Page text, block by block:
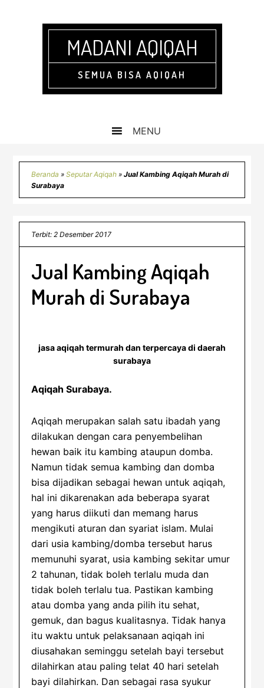
MADANI AQIQAH
SEMUA BISA AQIQAH
Beranda »Seputar Aqiqah »Jual Kambing Aqiqah Murah di
Surabaya
Terbit: 2 Desember 2017
Jual Kambing Aqiqah
Murah di Surabaya
jasa aqiqah termurah dan terpercaya di daerah
surabaya
Aqiqah Surabaya.
Aqiqah merupakan salah satu ibadah yang
dilakukan dengan cara penyembelihan
hewan baik itu kambing ataupun domba.
Namun tidak semua kambing dan domba
bisa dijadikan sebagai hewan untuk aqiqah,
hal ini dikarenakan ada beberapa syarat
yang harus diikuti dan memang harus
mengikuti aturan dan syariat islam. Mulai
dari usia kambing/domba tersebut harus
memunuhi syarat, usia kambing sekitar umur
2 tahunan, tidak boleh terlalu muda dan
tidak boleh terlalu tua. Pastikan kambing
atau domba yang anda pilih itu sehat,
gemuk, dan bagus kualitasnya. Tidak hanya
itu waktu untuk pelaksanaan aqiqah ini
diusahakan seminggu setelah bayi tersebut
dilahirkan atau paling telat 40 hari setelah
bayi dilahirkan. Dan sebagai rasa syukur